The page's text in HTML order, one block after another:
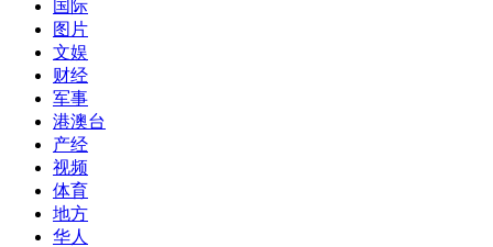
国际
图片
文娱
财经
军事
港澳台
产经
视频
体育
地方
华人